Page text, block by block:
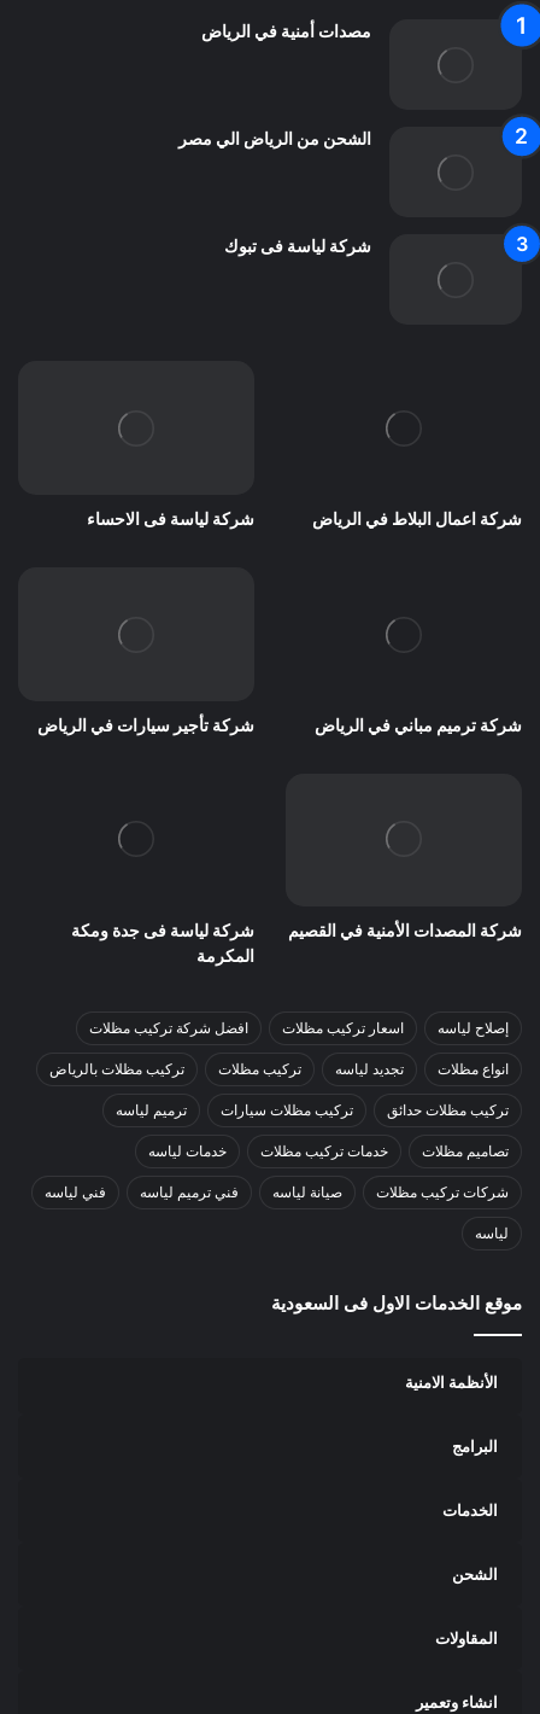
مصدات أمنية في الرياض
الشحن من الرياض الي مصر
شركة لياسة فى تبوك
شركة اعمال البلاط في الرياض شركة لياسة فى الاحساء
شركة ترميم مباني في الرياض شركة تأجير سيارات في الرياض
شركة المصدات الأمنية في القصيم
شركة لياسة فى جدة ومكة
المكرمة
إصلاح لياسه اسعار تركيب مظلات افضل شركة تركيب مظلات
انواع مظلات تجديد لياسه تركيب مظلات تركيب مظلات بالرياض
تركيب مظلات حدائق تركيب مظلات سيارات ترميم لياسه
تصاميم مظلات خدمات تركيب مظلات خدمات لياسه
شركات تركيب مظلات صيانة لياسه فني ترميم لياسه فني لياسه
لياسه
موقع الخدمات الاول فى السعودية
الأنظمة الامنية
البرامج
الخدمات
الشحن
المقاولات
انشاء وتعمير